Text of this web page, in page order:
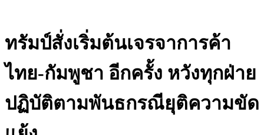
ทรัมป์สั่งเริ่มต้นเจรจาการค้า
ไทย-กัมพูชา อีกครั้ง หวังทุกฝ่าย
ปฏิบัติตามพันธกรณียุติความขัด